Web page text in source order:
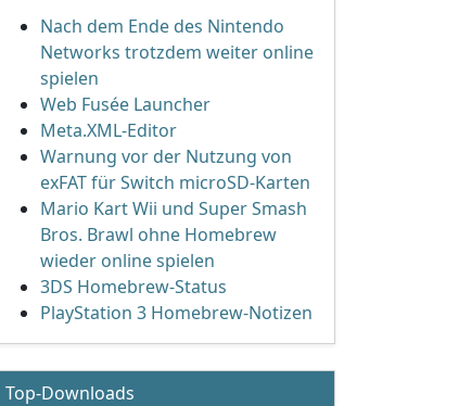
Nach dem Ende des Nintendo
Networks trotzdem weiter online
spielen
Web Fusée Launcher
Meta.XML-Editor
Warnung vor der Nutzung von
exFAT für Switch microSD-Karten
Mario Kart Wii und Super Smash
Bros. Brawl ohne Homebrew
wieder online spielen
3DS Homebrew-Status
PlayStation 3 Homebrew-Notizen
Top-Downloads